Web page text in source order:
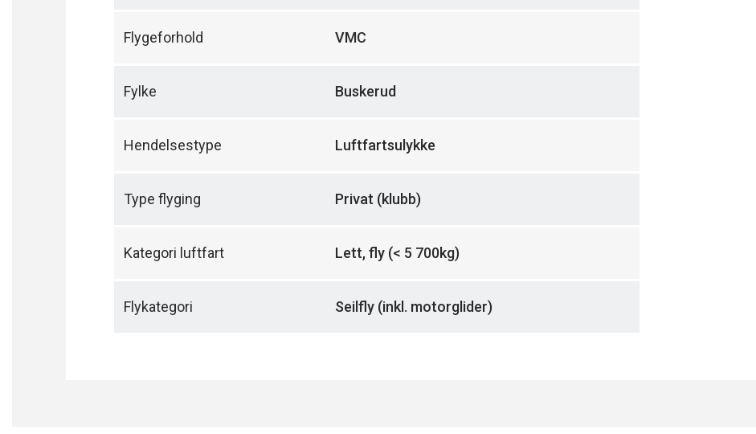
Flygeforhold VMC
Fylke Buskerud
Hendelsestype Luftfartsulykke
Type flyging Privat (klubb)
Kategori luftfart Lett, fly (< 5 700kg)
Flykategori Seilfly (inkl. motorglider)